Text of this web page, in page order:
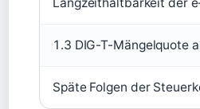
1.3 DIG-T-Mängelquote
Späte Folgen der